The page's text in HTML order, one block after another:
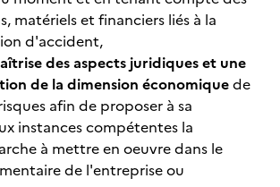
matériels et financiers liés à la
d'accident,
des aspects juridiques et une
de la dimension économiquede
afin de proposer à sa
instances compétentes la
à mettre en oeuvre dans le
de l'entreprise ou